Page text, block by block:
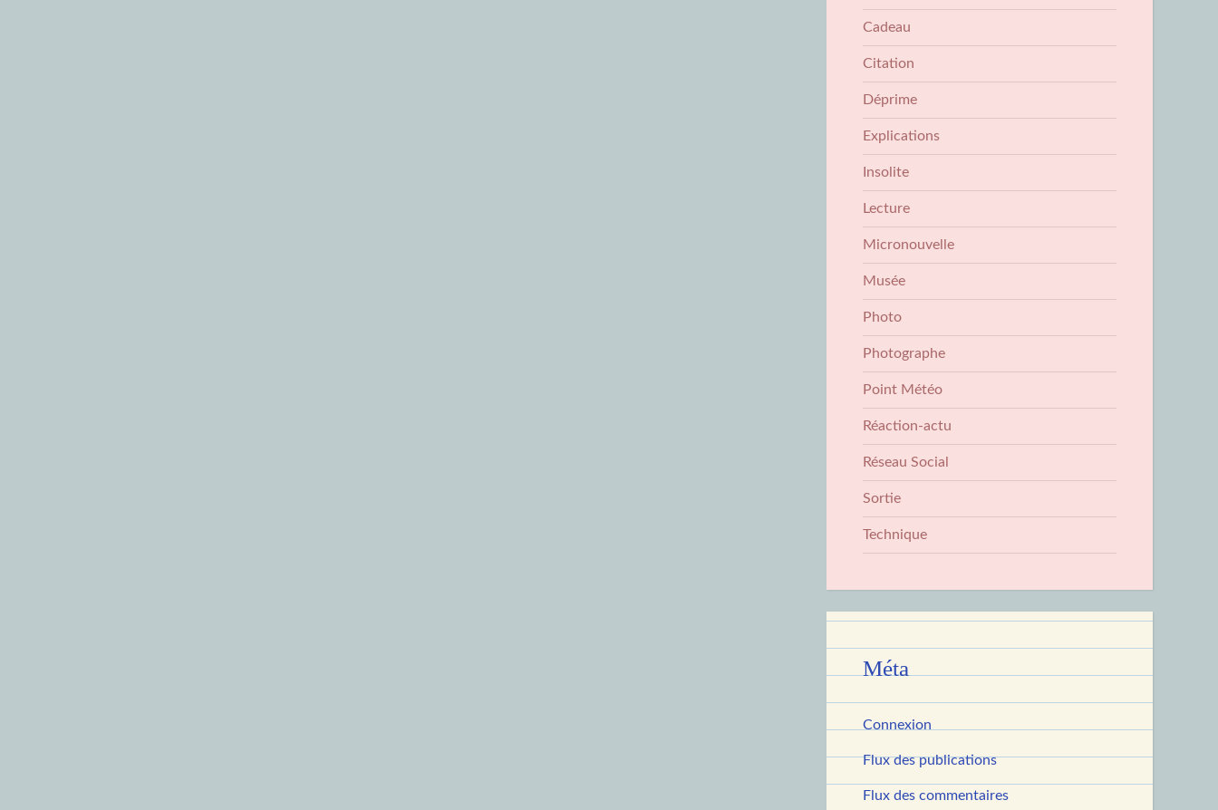
Cadeau
Citation
Déprime
Explications
Insolite
Lecture
Micronouvelle
Musée
Photo
Photographe
Point Météo
Réaction-actu
Réseau Social
Sortie
Technique
Méta
Connexion
Flux des publications
Flux des commentaires